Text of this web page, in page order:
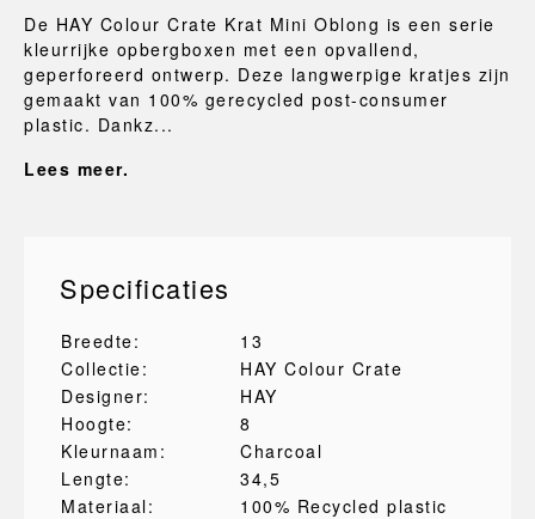
De HAY Colour Crate Krat Mini Oblong is een serie
kleurrijke opbergboxen met een opvallend,
geperforeerd ontwerp. Deze langwerpige kratjes zijn
gemaakt van 100% gerecycled post-consumer
plastic. Dankz...
Lees meer.
Specificaties
Breedte:
13
Collectie:
HAY Colour Crate
Designer:
HAY
Hoogte:
8
Kleurnaam:
Charcoal
Lengte:
34,5
Materiaal:
100% Recycled plastic